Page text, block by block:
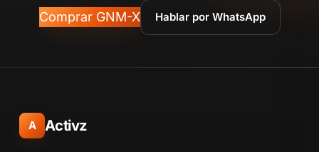
Comprar GNM-X Hablar por WhatsApp
A Activz